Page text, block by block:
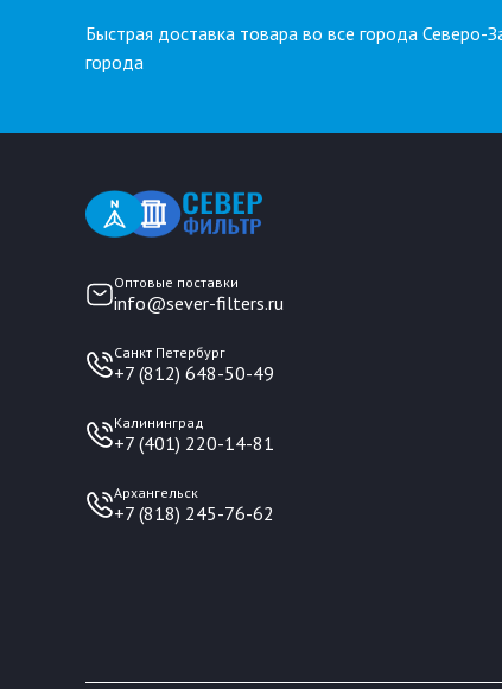
Быстрая доставка товара во все города Северо-
города
Оптовые поставки
info@sever-filters.ru
Санкт Петербург
+7 (812) 648-50-49
Калининград
+7 (401) 220-14-81
Архангельск
+7 (818) 245-76-62